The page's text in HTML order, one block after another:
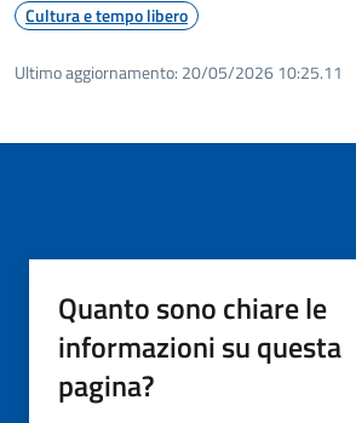
Cultura e tempo libero
Ultimo aggiornamento: 20/05/2026 10:25.11
Quanto sono chiare le
informazioni su questa
pagina?